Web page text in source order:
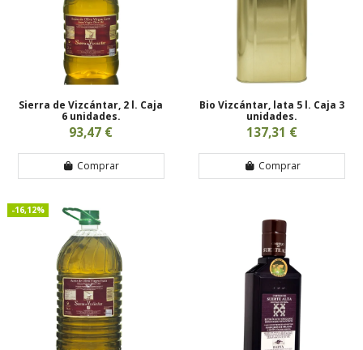
Sierra de Vizcántar, 2 l. Caja
6 unidades.
93,47 €
Comprar
Bio Vizcántar, lata 5 l. Caja 3
unidades.
137,31 €
Comprar
-16,12%